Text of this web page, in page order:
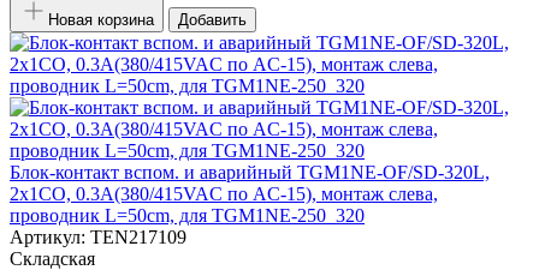
Новая корзина Добавить
Блок-контакт вспом. и аварийный TGM1NE-OF/SD-320L,
2x1CO, 0.3А(380/415VAC по AC-15), монтаж слева,
проводник L=50cm, для TGM1NE-250_320
Артикул: TEN217109
Складская